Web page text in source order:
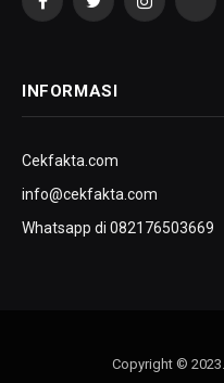
FacebookTwitterInstagram
INFORMASI
Cekfakta.com
info@cekfakta.com
Whatsapp di 082176503669
Copyright ©